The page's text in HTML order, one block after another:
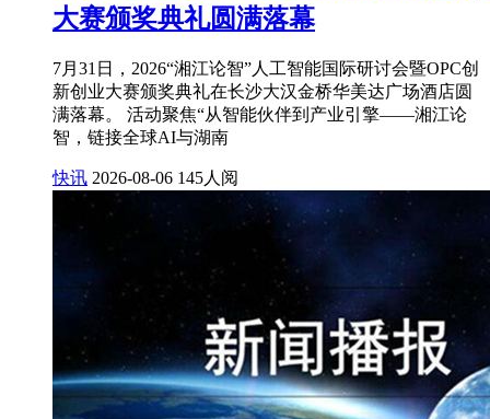
大赛颁奖典礼圆满落幕
7月31日，2026“湘江论智”人工智能国际研讨会暨OPC创
新创业大赛颁奖典礼在长沙大汉金桥华美达广场酒店圆
满落幕。 活动聚焦“从智能伙伴到产业引擎——湘江论
智，链接全球AI与湖南
快讯 2026-08-06 145人阅